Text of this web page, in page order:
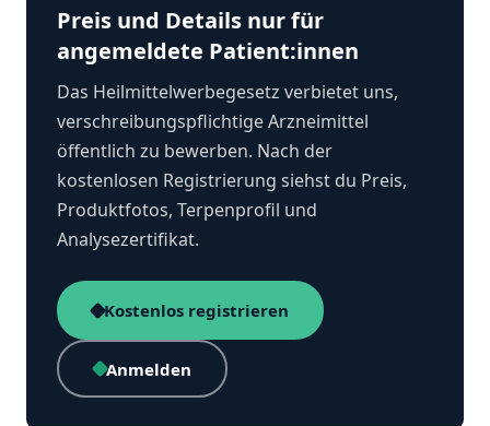
Preis und Details nur für
angemeldete Patient:innen
Das Heilmittelwerbegesetz verbietet uns,
verschreibungspflichtige Arzneimittel
öffentlich zu bewerben. Nach der
kostenlosen Registrierung siehst du Preis,
Produktfotos, Terpenprofil und
Analysezertifikat.
Kostenlos registrieren
Anmelden